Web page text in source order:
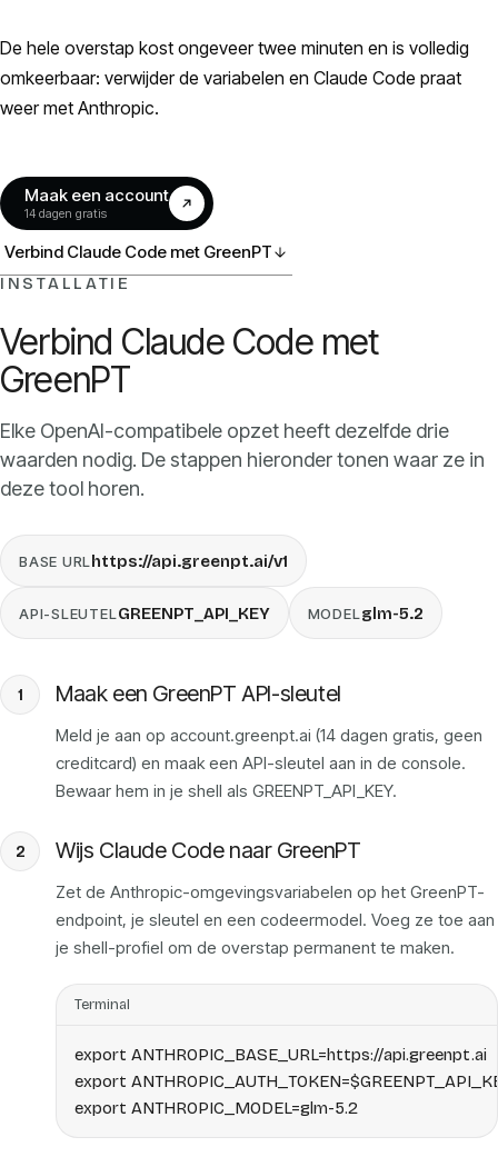
Document OCR
Websearch
Voor bedrijven
Duurzaamheid
Privacy
Prijzen
Over ons
NL
De hele overstap kost ongeveer twee minuten en is volledig
omkeerbaar: verwijder de variabelen en Claude Code praat
weer met Anthropic.
Maak een account
14 dagen gratis
Verbind Claude Code met GreenPT
INSTALLATIE
Verbind Claude Code met
GreenPT
Elke OpenAI-compatibele opzet heeft dezelfde drie
waarden nodig. De stappen hieronder tonen waar ze in
deze tool horen.
BASE URLhttps://api.greenpt.ai/v1
API-SLEUTELGREENPT_API_KEY MODELglm-5.2
1 Maak een GreenPT API-sleutel
Meld je aan op account.greenpt.ai (14 dagen gratis, geen
creditcard) en maak een API-sleutel aan in de console.
Bewaar hem in je shell als GREENPT_API_KEY.
2 Wijs Claude Code naar GreenPT
Zet de Anthropic-omgevingsvariabelen op het GreenPT-
endpoint, je sleutel en een codeermodel. Voeg ze toe aan
je shell-profiel om de overstap permanent te maken.
Terminal
export ANTHROPIC_BASE_URL=https://api.greenpt.ai
export
export ANTHROPIC_MODEL=glm-5.2